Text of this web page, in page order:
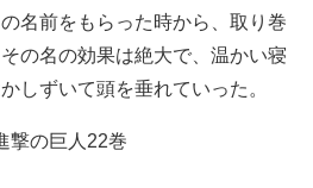
名前をもらった時から、取り巻
の名の効果は絶大で、温かい寝
しずいて頭を垂れていった。
の巨人22巻